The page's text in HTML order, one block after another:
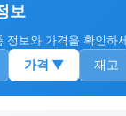
보
정보와 가격을 확인하
가격 ▼ 재고